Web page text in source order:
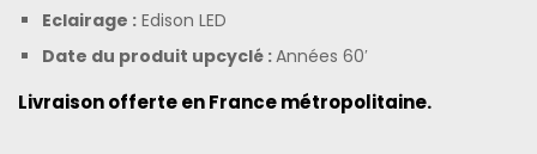
Eclairage : Edison LED
Date du produit upcyclé :Années 60′
Livraison offerte en France métropolitaine.